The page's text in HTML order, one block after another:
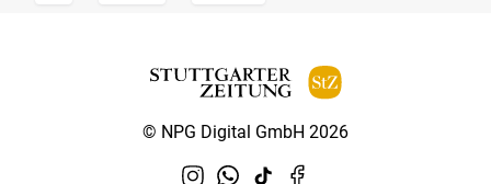
© NPG Digital GmbH 2026